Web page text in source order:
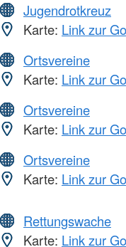
Jugendrotkreuz
Karte: Link zur
Ortsvereine
Karte: Link zur
Ortsvereine
Karte: Link zur
Ortsvereine
Karte: Link zur
Rettungswache
Karte: Link zur